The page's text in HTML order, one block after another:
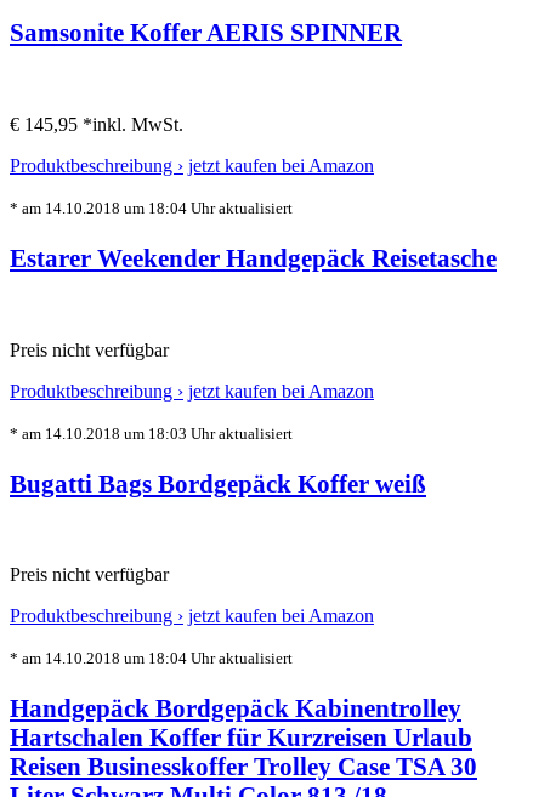
Samsonite Koffer AERIS SPINNER
€ 145,95 *inkl. MwSt.
Produktbeschreibung › jetzt kaufen bei Amazon
* am 14.10.2018 um 18:04 Uhr aktualisiert
Estarer Weekender Handgepäck Reisetasche
Preis nicht verfügbar
Produktbeschreibung › jetzt kaufen bei Amazon
* am 14.10.2018 um 18:03 Uhr aktualisiert
Bugatti Bags Bordgepäck Koffer weiß
Preis nicht verfügbar
Produktbeschreibung › jetzt kaufen bei Amazon
* am 14.10.2018 um 18:04 Uhr aktualisiert
Handgepäck Bordgepäck Kabinentrolley
Hartschalen Koffer für Kurzreisen Urlaub
Reisen Businesskoffer Trolley Case TSA 30